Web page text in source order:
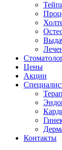
Цены
Акции
Контакты